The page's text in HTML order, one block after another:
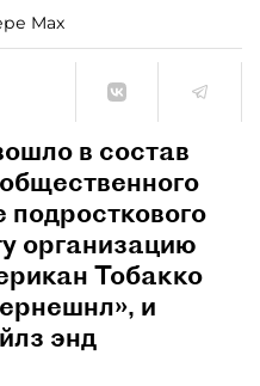
Max
в состав
организацию
Тобакко
и
энд